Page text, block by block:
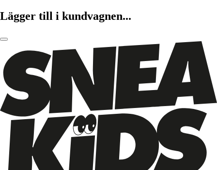
Lägger till i kundvagnen...